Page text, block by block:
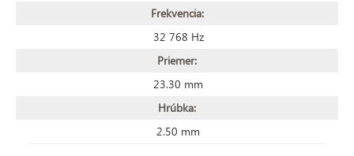
Frekvencia:
32 768 Hz
Priemer:
23.30 mm
Hrúbka:
2.50 mm